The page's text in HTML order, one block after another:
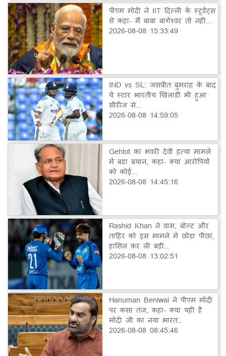
पीएम मोदी ने IIT दिल्ली के स्टूडेंट्स
से कहा- मैं बाबा बागेश्वर तो नहीं...
2026-08-08 15:33:49
IND vs SL: जसप्रीत बुमराह के बाद
ये स्टार भारतीय खिलाड़ी भी हुआ
सीरीज से...
2026-08-08 14:59:05
Gehlot का भंवरी देवी हत्या मामले
में बड़ा बयान, कहा- क्या आरोपियों
को कोई...
2026-08-08 14:45:16
Rashid Khan ने वास, बोल्ट और
ताहिर को इस मामले में छोड़ा पीछा,
हासिल कर ली बड़ी...
2026-08-08 13:02:51
Hanuman Beniwal ने पीएम मोदी
पर कसा तंज, कहा- क्या यही है
मोदी जी का नया भारत…
2026-08-08 08:45:46